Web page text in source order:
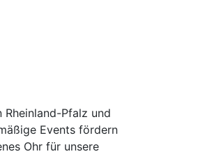
Pfalz und
Events fördern
Ohr für unsere